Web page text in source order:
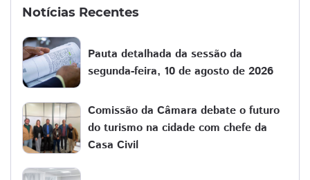
Notícias Recentes
Pauta detalhada da sessão da
segunda-feira, 10 de agosto de 2026
Comissão da Câmara debate o futuro
do turismo na cidade com chefe da
Casa Civil